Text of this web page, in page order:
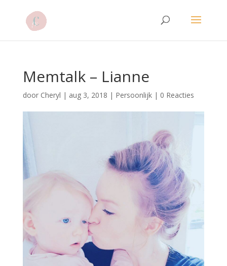
Memtalk – Lianne
door Cheryl | aug 3, 2018 | Persoonlijk| 0 Reacties